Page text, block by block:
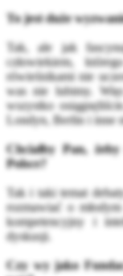
To jest duże
Tak, ale jak
człowiekiem,
rówieśnikami nie
was nie lubimy.
wszystko
Londyn, Berlin i inne
Chciałby Pan,
Polsce?
Tak i taki temat
rozmawiać o
kompetencyjny i
dyskusji.
Czy wy jako